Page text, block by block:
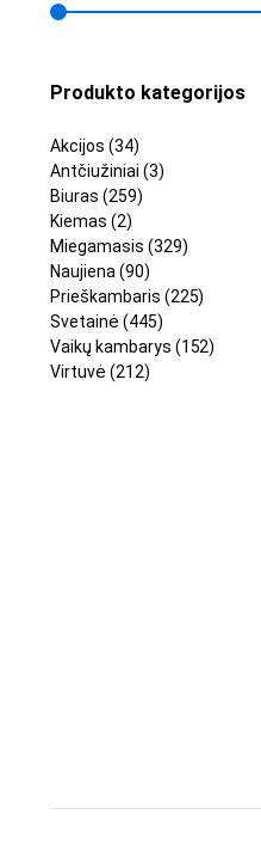
Produkto kategorijos
Akcijos (34)
Antčiužiniai (3)
Biuras (259)
Kiemas (2)
Miegamasis (329)
Naujiena (90)
Prieškambaris (225)
Svetainė (445)
Vaikų kambarys (152)
Virtuvė (212)